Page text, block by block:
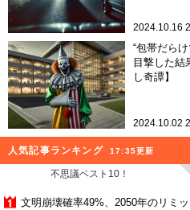
2024.10.16
“包帯だら
目撃した
し奇譚】
2024.10.02
人気記事ランキング 17:35更新
不思議ベスト10！
文明崩壊確率49%、2050年のリミッ